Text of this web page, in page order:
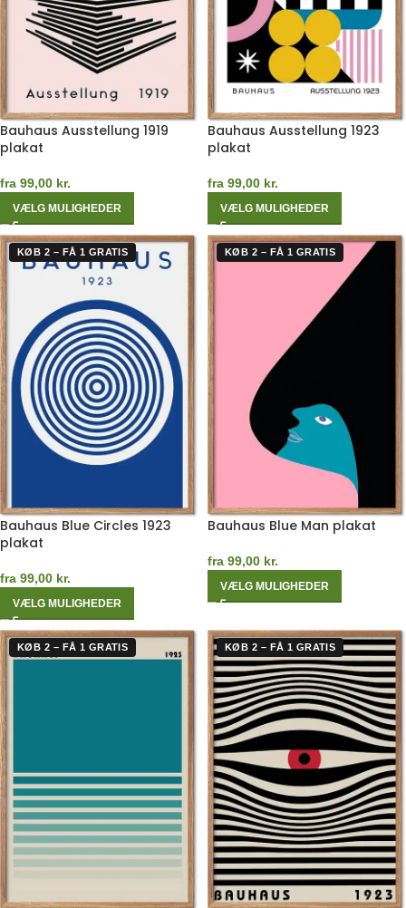
Bauhaus Ausstellung 1919
plakat
fra 99,00 kr.
VÆLG MULIGHEDER
Bauhaus Ausstellung 1923
plakat
fra 99,00 kr.
VÆLG MULIGHEDER
KØB 2 – FÅ 1 GRATIS
Bauhaus Blue Circles 1923
plakat
fra 99,00 kr.
VÆLG MULIGHEDER
KØB 2 – FÅ 1 GRATIS
Bauhaus Blue Man plakat
fra 99,00 kr.
VÆLG MULIGHEDER
KØB 2 – FÅ 1 GRATIS KØB 2 – FÅ 1 GRATIS